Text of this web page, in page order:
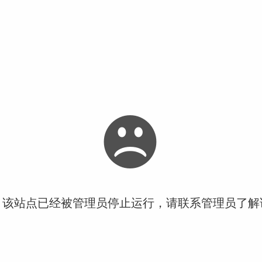
站点已经被管理员停止运行，请联系管理员了